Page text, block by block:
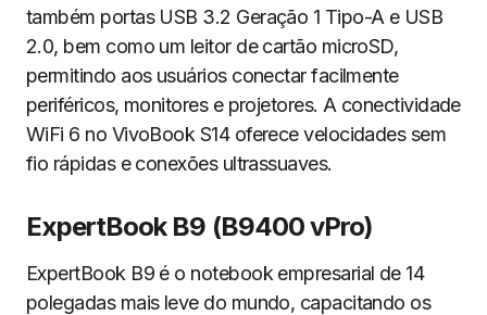
também portas USB 3.2 Geração 1 Tipo-A e USB
2.0, bem como um leitor de cartão microSD,
permitindo aos usuários conectar facilmente
periféricos, monitores e projetores. A conectividade
WiFi 6 no VivoBook S14 oferece velocidades sem
fio rápidas e conexões ultrassuaves.
ExpertBook B9 (B9400 vPro)
ExpertBook B9 é o notebook empresarial de 14
polegadas mais leve do mundo, capacitando os